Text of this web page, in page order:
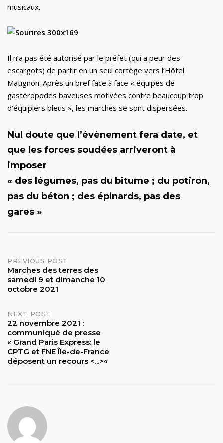
musicaux.
Il n’a pas été autorisé par le préfet (qui a peur des
escargots) de partir en un seul cortège vers l’Hôtel
Matignon. Après un bref face à face « équipes de
gastéropodes baveuses motivées contre beaucoup trop
d’équipiers bleus », les marches se sont dispersées.
Nul doute que l’évènement fera date, et
que les forces soudées arriveront à
imposer
« des légumes, pas du bitume ; du potiron,
pas du béton ; des épinards, pas des
gares »
Post
navigation
PREVIOUS POST
Marches des terres des
samedi 9 et dimanche 10
octobre 2021
NEXT POST
22 novembre 2021 :
communiqué de presse
« Grand Paris Express: le
CPTG et FNE Île-de-France
déposent un recours <...>«